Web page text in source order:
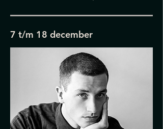
7 t/m 18 december